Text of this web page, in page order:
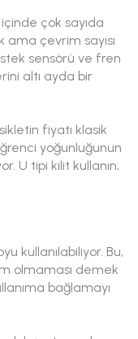
çok sayıda
ama çevrim sayısı
sensörü ve fren
altı ayda bir
fiyatı klasik
yoğunluğunun
U tipi kilit kullanın;
kullanılabiliyor. Bu,
olmaması demek
bağlamayı